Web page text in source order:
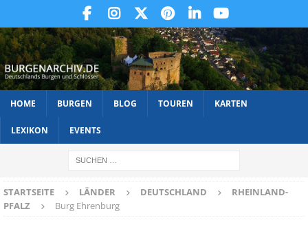
HOME BURGEN BLOG TOUREN KARTEN
LEXIKON EVENTS
STARTSEITE LÄNDER DEUTSCHLAND
RHEINLAND-
PFALZ
Burg Ehrenburg